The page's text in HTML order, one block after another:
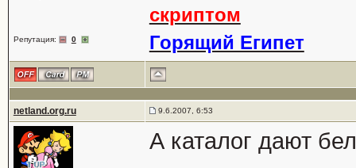
Репутация: 0
скриптом
Горящий Египет
netland.org.ru 9.6.2007, 6:53
А каталог дают